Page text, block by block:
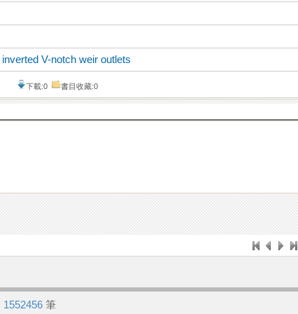
inverted V-notch weir outlets
下載:0 書目收藏:0
1552456 筆